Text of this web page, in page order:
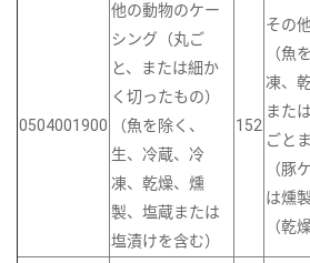
0504001900
他の動物のケー
シング（丸ご
と、または細か
く切ったもの）
（魚を除く、
生、冷蔵、冷
凍、乾燥、燻
製、塩蔵または
塩漬けを含む）
152
その
（魚
凍、
また
ごと
（豚
は燻
（乾